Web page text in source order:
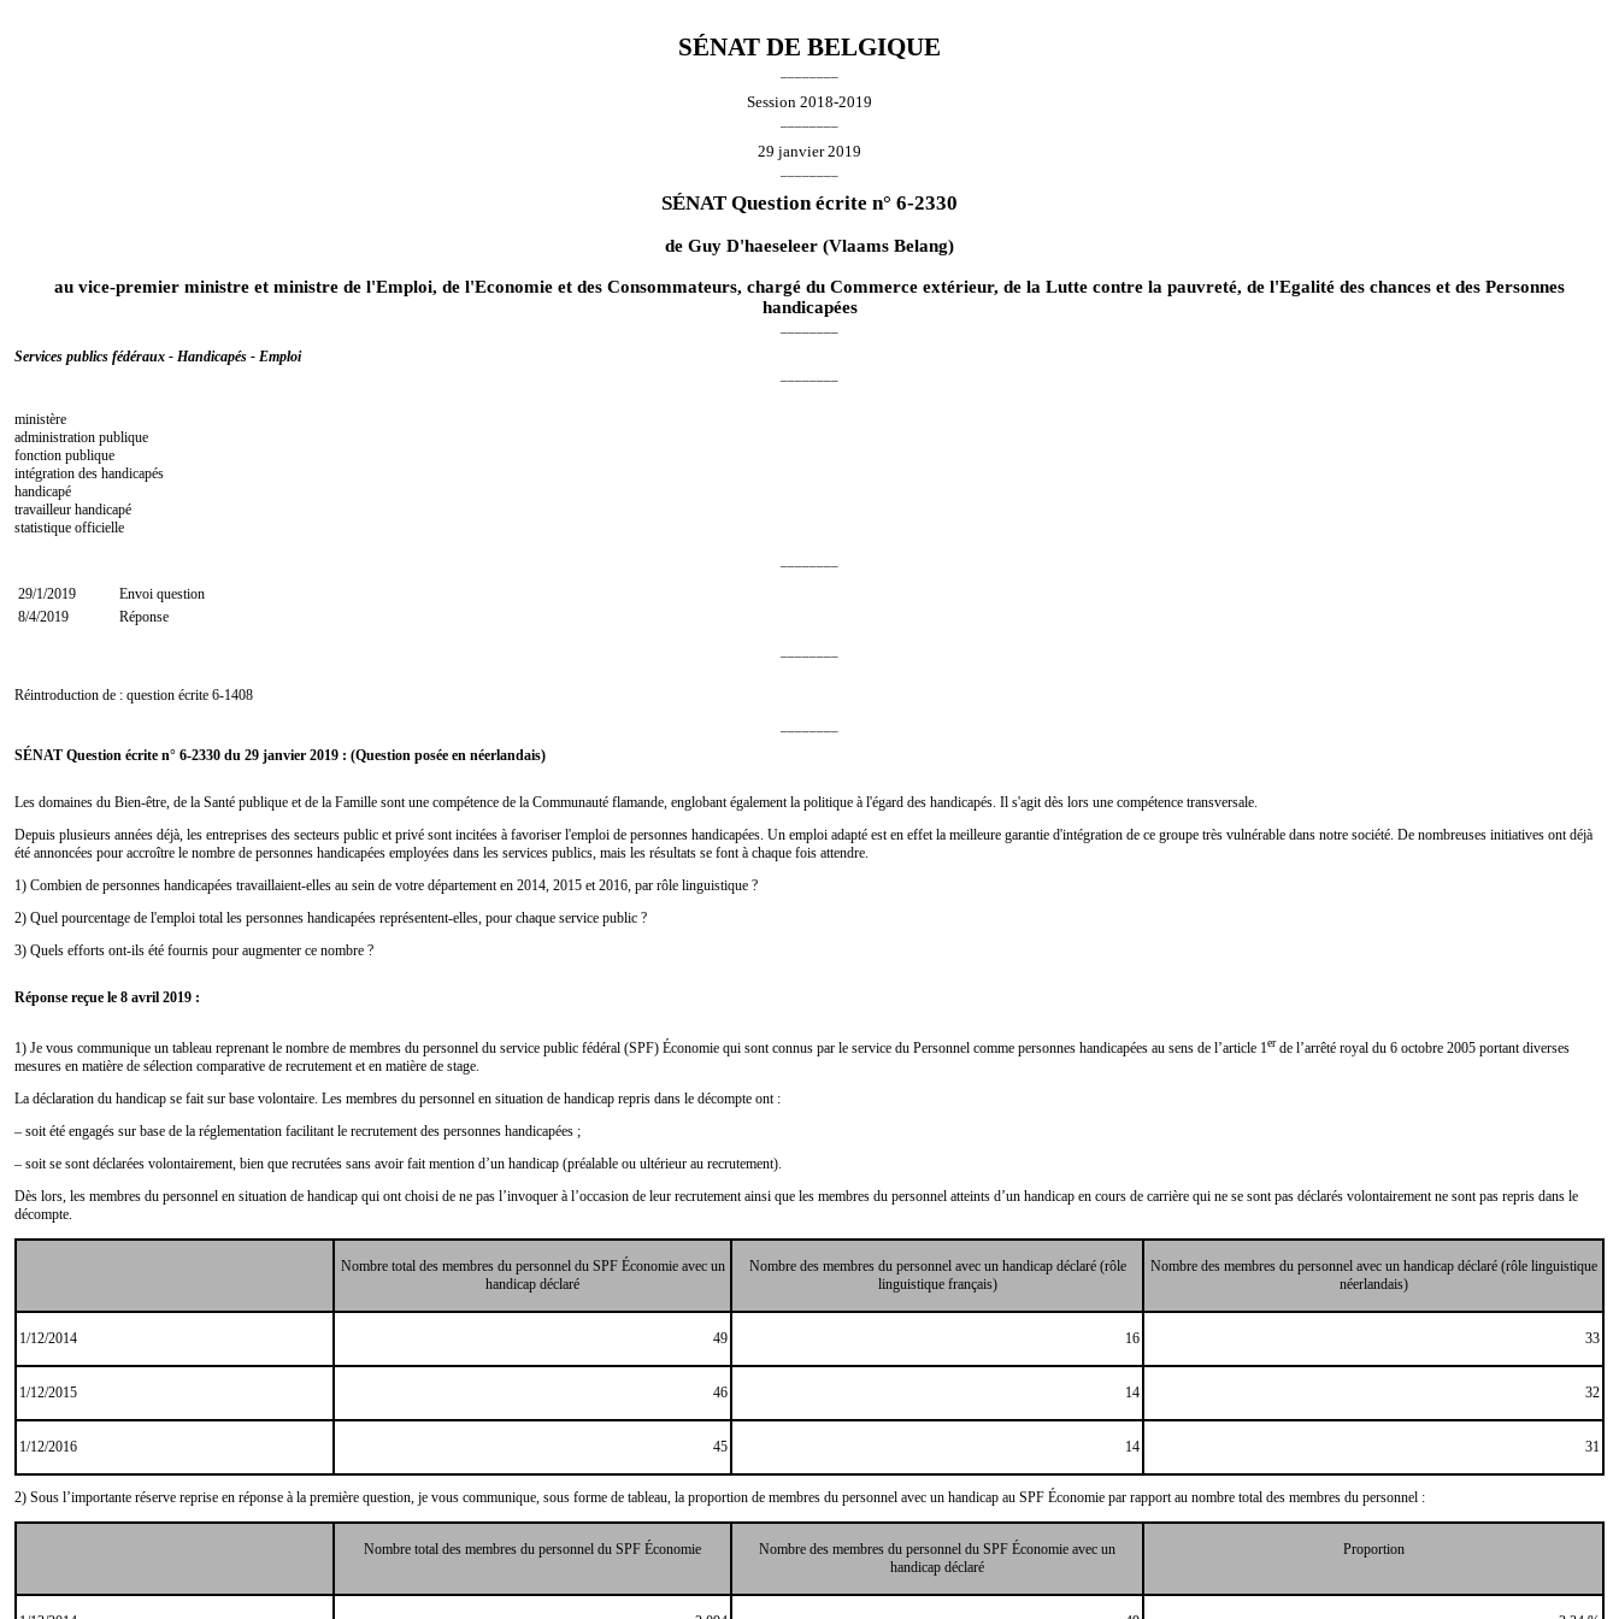
SÉNAT DE BELGIQUE
Session 2018-2019
29 janvier 2019
SÉNAT Question écrite n° 6-2330
de Guy D'haeseleer (Vlaams Belang)
au vice-premier ministre et ministre de l'Emploi, de l'Economie et des Consommateurs, chargé du Commerce extérieur, de la Lutte contre la pauvreté, de l'Egalité des chances et des Personnes
handicapées
Services publics fédéraux - Handicapés - Emploi
ministère
administration publique
fonction publique
intégration des handicapés
handicapé
travailleur handicapé
statistique officielle
29/1/2019
Envoi question
8/4/2019
Réponse
Réintroduction de : question écrite 6-1408
SÉNAT Question écrite n° 6-2330 du 29 janvier 2019 : (Question posée en néerlandais)
Les domaines du Bien-être, de la Santé publique et de la Famille sont une compétence de la Communauté flamande, englobant également la politique à l'égard des handicapés. Il s'agit dès lors une compétence transversale.
Depuis plusieurs années déjà, les entreprises des secteurs public et privé sont incitées à favoriser l'emploi de personnes handicapées. Un emploi adapté est en effet la meilleure garantie d'intégration de ce groupe très vulnérable dans notre société. De nombreuses initiatives ont déjà
été annoncées pour accroître le nombre de personnes handicapées employées dans les services publics, mais les résultats se font à chaque fois attendre.
1) Combien de personnes handicapées travaillaient-elles au sein de votre département en 2014, 2015 et 2016, par rôle linguistique ?
2) Quel pourcentage de l'emploi total les personnes handicapées représentent-elles, pour chaque service public ?
3) Quels efforts ont-ils été fournis pour augmenter ce nombre ?
Réponse reçue le 8 avril 2019 :
1) Je vous communique un tableau reprenant le nombre de membres du personnel du service public fédéral (SPF) Économie qui sont connus par le service du Personnel comme personnes handicapées au sens de l’article 1erde l’arrêté royal du 6 octobre 2005 portant diverses
mesures en matière de sélection comparative de recrutement et en matière de stage.
La déclaration du handicap se fait sur base volontaire. Les membres du personnel en situation de handicap repris dans le décompte ont :
– soit été engagés sur base de la réglementation facilitant le recrutement des personnes handicapées ;
– soit se sont déclarées volontairement, bien que recrutées sans avoir fait mention d’un handicap (préalable ou ultérieur au recrutement).
Dès lors, les membres du personnel en situation de handicap qui ont choisi de ne pas l’invoquer à l’occasion de leur recrutement ainsi que les membres du personnel atteints d’un handicap en cours de carrière qui ne se sont pas déclarés volontairement ne sont pas repris dans le
décompte.
Nombre total des membres du personnel du SPF Économie avec un
handicap déclaré
Nombre des membres du personnel avec un handicap déclaré (rôle
linguistique français)
Nombre des membres du personnel avec un handicap déclaré (rôle linguistique
néerlandais)
1/12/2014 49 16 33
1/12/2015 46 14 32
1/12/2016 45 14 31
2) Sous l’importante réserve reprise en réponse à la première question, je vous communique, sous forme de tableau, la proportion de membres du personnel avec un handicap au SPF Économie par rapport au nombre total des membres du personnel :
Nombre total des membres du personnel du SPF Économie
Nombre des membres du personnel du SPF Économie avec un
handicap déclaré
Proportion